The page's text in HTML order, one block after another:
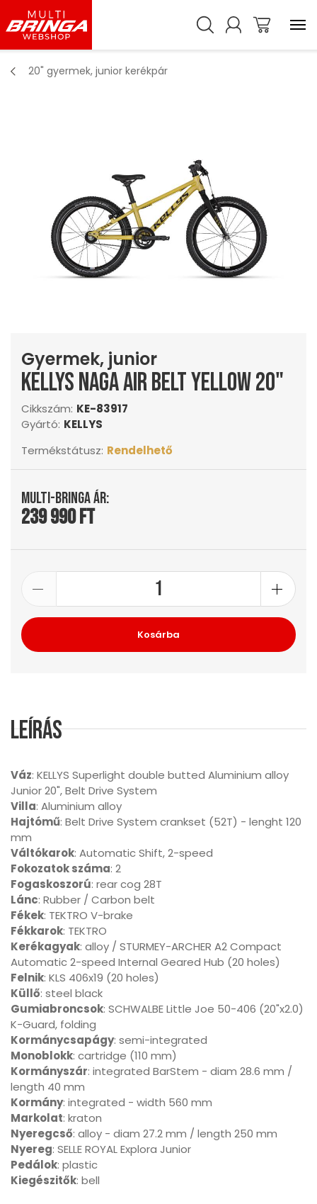
20" gyermek, junior kerékpár
Gyermek, junior
KELLYS Naga Air Belt Yellow 20"
Cikkszám: KE-83917
Gyártó: KELLYS
Termékstátusz: Rendelhető
Multi-Bringa ár:
239 990 Ft
Kosárba
Leírás
Váz: KELLYS Superlight double butted Aluminium alloy
Junior 20", Belt Drive System
Villa: Aluminium alloy
Hajtómű: Belt Drive System crankset (52T) - lenght 120
mm
Váltókarok: Automatic Shift, 2-speed
Fokozatok száma: 2
Fogaskoszorú: rear cog 28T
Lánc: Rubber / Carbon belt
Fékek: TEKTRO V-brake
Fékkarok: TEKTRO
Kerékagyak: alloy / STURMEY-ARCHER A2 Compact
Automatic 2-speed Internal Geared Hub (20 holes)
Felnik: KLS 406x19 (20 holes)
Küllő: steel black
Gumiabroncsok: SCHWALBE Little Joe 50-406 (20"x2.0)
K-Guard, folding
Kormánycsapágy: semi-integrated
Monoblokk: cartridge (110 mm)
Kormányszár: integrated BarStem - diam 28.6 mm /
length 40 mm
Kormány: integrated - width 560 mm
Markolat: kraton
Nyeregcső: alloy - diam 27.2 mm / length 250 mm
Nyereg: SELLE ROYAL Explora Junior
Pedálok: plastic
Kiegészitők: bell